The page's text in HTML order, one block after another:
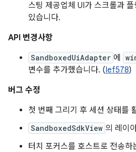
스팅 제공업체 UI가 스크롤과
있습니다.
API 변경사항
SandboxedUiAdapter 에
변수를 추가했습니다. (Ief578)
버그 수정
첫 번째 그리기 후 세션 상태를
SandboxedSdkView 의 레이
터치 포커스를 호스트로 전송하